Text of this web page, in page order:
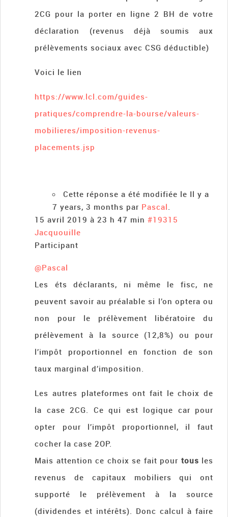
2CG pour la porter en ligne 2 BH de votre
déclaration (revenus déjà soumis aux
prélèvements sociaux avec CSG déductible)
Voici le lien
https://www.lcl.com/guides-
pratiques/comprendre-la-bourse/valeurs-
mobilieres/imposition-revenus-
placements.jsp
Cette réponse a été modifiée le Il y a
7 years, 3 months par Pascal.
15 avril 2019 à 23 h 47 min #19315
Jacquouille
Participant
@Pascal
Les éts déclarants, ni même le fisc, ne
peuvent savoir au préalable si l’on optera ou
non pour le prélèvement libératoire du
prélèvement à la source (12,8%) ou pour
l’impôt proportionnel en fonction de son
taux marginal d’imposition.
Les autres plateformes ont fait le choix de
la case 2CG. Ce qui est logique car pour
opter pour l’impôt proportionnel, il faut
cocher la case 2OP.
Mais attention ce choix se fait pour tous les
revenus de capitaux mobiliers qui ont
supporté le prélèvement à la source
(dividendes et intérêts). Donc calcul à faire